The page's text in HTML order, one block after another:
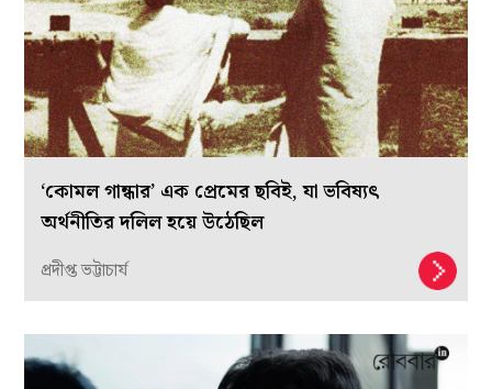
‘কোমল গান্ধার’ এক প্রেমের ছবিই, যা ভবিষ্যৎ
অর্থনীতির দলিল হয়ে উঠেছিল
প্রদীপ্ত ভট্টাচার্য